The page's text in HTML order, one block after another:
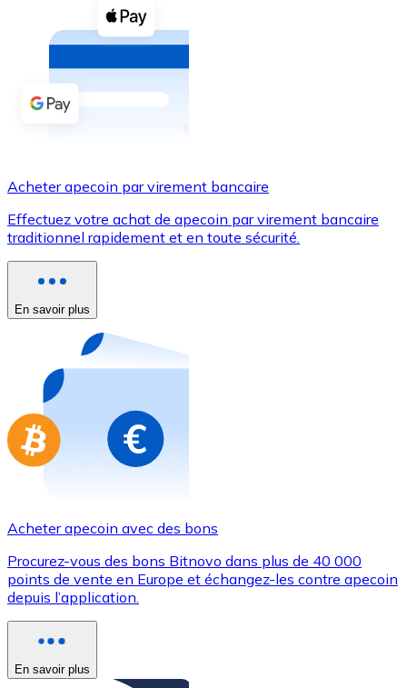
Coupons crypto
Achetez des cryptomonnaies en espèces et d'autres
Acheter avec espèces
Virement SEPA
Utilisez les cartes Visa et Mastercard pour acheter
Acheter avec carte
Nouveau
Achetez des cartes-cadeaux de vos marques
Aller à la boutique de cartes-cadeaux
Acheter apecoin par virement bancaire
Effectuez votre achat de apecoin par virement bancaire
traditionnel rapidement et en toute sécurité.
En savoir plus
Acheter apecoin avec des bons
Procurez-vous des bons Bitnovo dans plus de 40 000
points de vente en Europe et échangez-les contre apecoin
depuis l’application.
En savoir plus